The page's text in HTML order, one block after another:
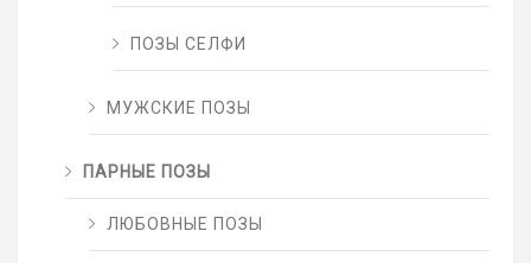
ПОЗЫ СЕЛФИ
МУЖСКИЕ ПОЗЫ
ПАРНЫЕ ПОЗЫ
ЛЮБОВНЫЕ ПОЗЫ